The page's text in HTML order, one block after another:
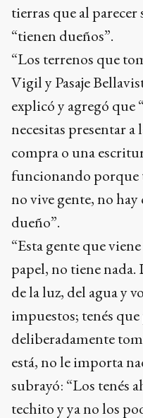
tierras que al
“tienen dueños”.
“Los terrenos que
Vigil y Pasaje
explicó y agregó que
necesitas presentar
compra o una
funcionando porque
no vive gente, no
dueño”.
“Esta gente que
papel, no tiene nada.
de la luz, del agua y
impuestos; tenés
deliberadamente
está, no le importa
subrayó: “Los tenés
techito y ya no los